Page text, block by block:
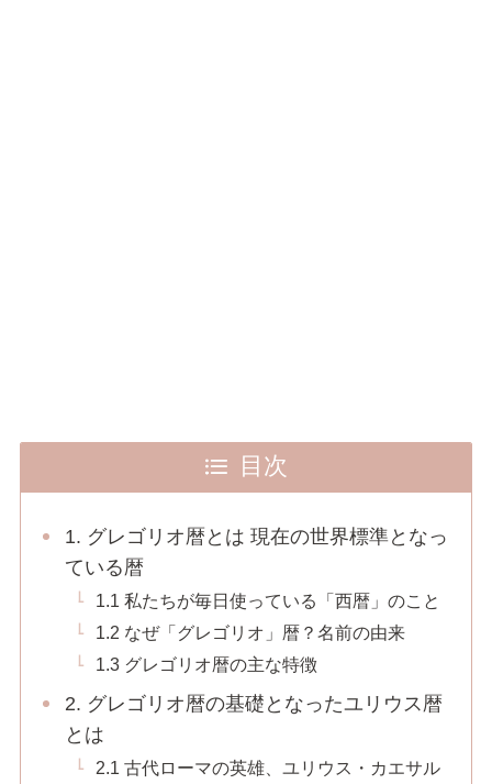
目次
1. グレゴリオ暦とは 現在の世界標準となっ
ている暦
1.1 私たちが毎日使っている「西暦」のこと
1.2 なぜ「グレゴリオ」暦？名前の由来
1.3 グレゴリオ暦の主な特徴
2. グレゴリオ暦の基礎となったユリウス暦
とは
2.1 古代ローマの英雄、ユリウス・カエサル